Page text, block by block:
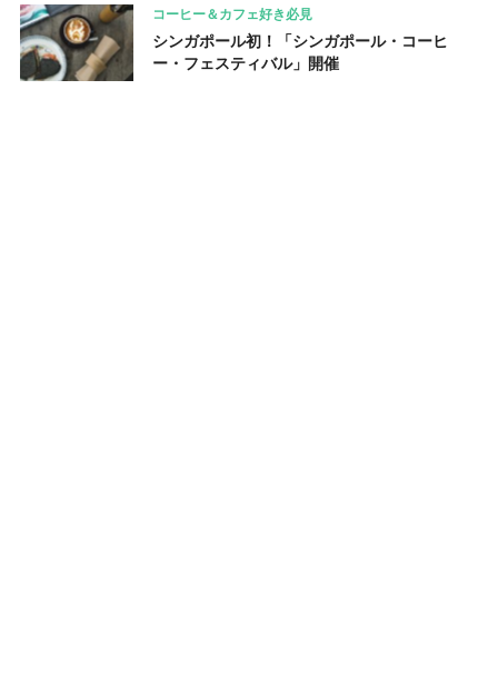
コーヒー＆カフェ好き必見
シンガポール初！「シンガポール・コーヒ
ー・フェスティバル」開催